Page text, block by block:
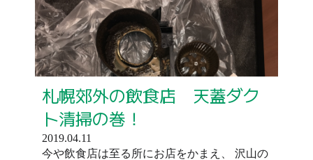
札幌郊外の飲食店 天蓋ダク
ト清掃の巻！
2019.04.11
今や飲食店は至る所にお店をかまえ、 沢山の